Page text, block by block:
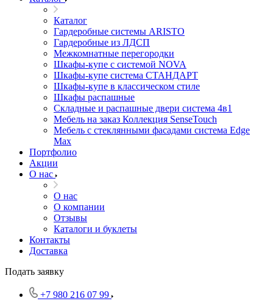
Каталог
Гардеробные системы ARISTO
Гардеробные из ЛДСП
Межкомнатные перегородки
Шкафы-купе с системой NOVA
Шкафы-купе система СТАНДАРТ
Шкафы-купе в классическом стиле
Шкафы распашные
Складные и распашные двери система 4в1
Мебель на заказ Коллекция SenseTouch
Мебель с стеклянными фасадами система Edge
Max
Портфолио
Акции
О нас
О нас
О компании
Отзывы
Каталоги и буклеты
Контакты
Доставка
Подать заявку
+7 980 216 07 99